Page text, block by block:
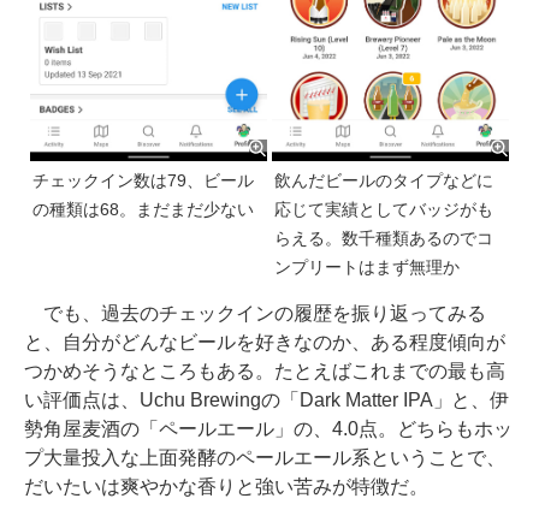
チェックイン数は79、ビール
の種類は68。まだまだ少ない
飲んだビールのタイプなどに
応じて実績としてバッジがも
らえる。数千種類あるのでコ
ンプリートはまず無理か
でも、過去のチェックインの履歴を振り返ってみる
と、自分がどんなビールを好きなのか、ある程度傾向が
つかめそうなところもある。たとえばこれまでの最も高
い評価点は、Uchu Brewingの「Dark Matter IPA」と、伊
勢角屋麦酒の「ペールエール」の、4.0点。どちらもホッ
プ大量投入な上面発酵のペールエール系ということで、
だいたいは爽やかな香りと強い苦みが特徴だ。